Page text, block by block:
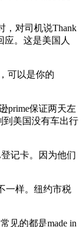
对司机说Thank
应。这是美国人
可以是你的
prime保证两天左
到美国没有车出行
记卡。因为他们
样。纽约市税
见的都是made in